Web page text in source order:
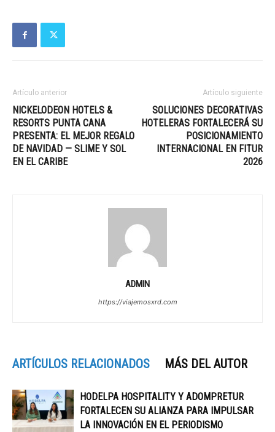
Artículo anterior
NICKELODEON HOTELS &
RESORTS PUNTA CANA
PRESENTA: EL MEJOR REGALO
DE NAVIDAD — SLIME Y SOL
EN EL CARIBE
Artículo siguiente
SOLUCIONES DECORATIVAS
HOTELERAS FORTALECERÁ SU
POSICIONAMIENTO
INTERNACIONAL EN FITUR
2026
ADMIN
https://viajemosxrd.com
ARTÍCULOS RELACIONADOS MÁS DEL AUTOR
HODELPA HOSPITALITY Y ADOMPRETUR
FORTALECEN SU ALIANZA PARA IMPULSAR
LA INNOVACIÓN EN EL PERIODISMO